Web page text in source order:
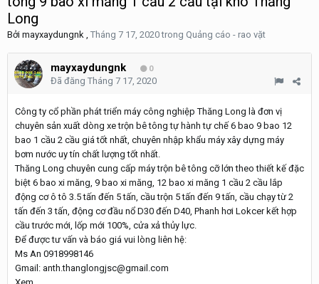
Long
Bởi mayxaydungnk , Tháng 7 17, 2020trong Quảng cáo - rao vặt
mayxaydungnk 0
Đã đăng Tháng 7 17, 2020
Công ty cổ phần phát triển máy công nghiệp Thăng Long là đơn vị
chuyên sản xuất dòng xe trộn bê tông tự hành tự chế 6 bao 9 bao 12
bao 1 cầu 2 cầu giá tốt nhất, chuyên nhập khẩu máy xây dựng máy
bơm nước uy tín chất lượng tốt nhất.
Thăng Long chuyên cung cấp máy trộn bê tông cỡ lớn theo thiết kế đặc
biệt 6 bao xi măng, 9 bao xi măng, 12 bao xi măng 1 cầu 2 cầu lắp
động cơ ô tô 3.5 tấn đến 5 tấn, cầu trộn 5 tấn đến 9 tấn, cầu chạy từ 2
tấn đến 3 tấn, động cơ đầu nổ D30 đến D40, Phanh hơi Lokcer kết hợp
cầu trước mới, lốp mới 100%, cửa xả thủy lực.
Để được tư vấn và báo giá vui lòng liên hệ:
Ms An 0918998146
Gmail: anth.thanglongjsc@gmail.com